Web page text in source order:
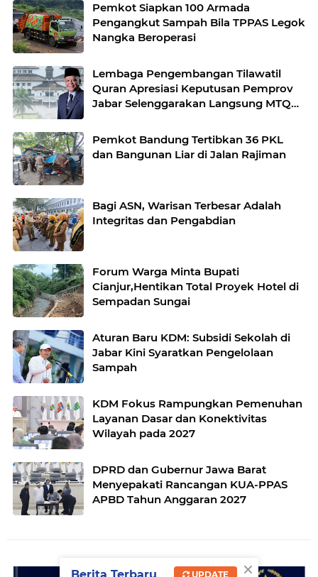
Pemkot Siapkan 100 Armada
Pengangkut Sampah Bila TPPAS Legok
Nangka Beroperasi
Lembaga Pengembangan Tilawatil
Quran Apresiasi Keputusan Pemprov
Jabar Selenggarakan Langsung MTQ
Pemkot Bandung Tertibkan 36 PKL
dan Bangunan Liar di Jalan Rajiman
Bagi ASN, Warisan Terbesar Adalah
Integritas dan Pengabdian
Forum Warga Minta Bupati
Cianjur,Hentikan Total Proyek Hotel di
Sempadan Sungai
Aturan Baru KDM: Subsidi Sekolah di
Jabar Kini Syaratkan Pengelolaan
Sampah
KDM Fokus Rampungkan Pemenuhan
Layanan Dasar dan Konektivitas
Wilayah pada 2027
DPRD dan Gubernur Jawa Barat
Menyepakati Rancangan KUA-PPAS
APBD Tahun Anggaran 2027
×
UPDATE